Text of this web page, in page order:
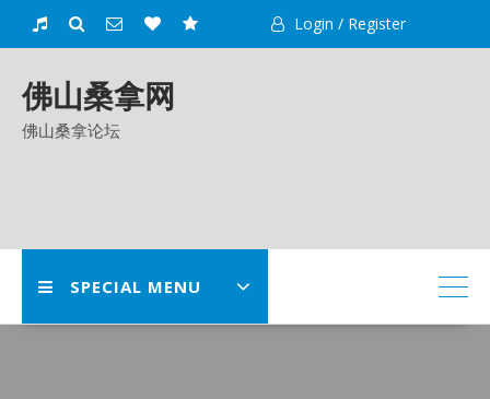
Login / Register
佛山桑拿网
佛山桑拿论坛
SPECIAL MENU